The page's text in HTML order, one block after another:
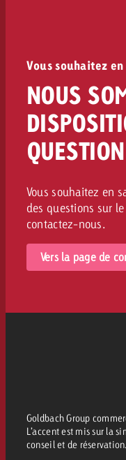
Vous souhaitez
NOUS
QUESTION
Vous souhaitez en
des questions sur
contactez-nous.
Vers la page de
Goldbach Group
L’accent est mis sur la
conseil et de réservation.